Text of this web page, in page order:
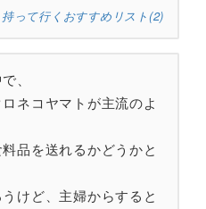
って行くおすすめリスト(2)
、
ネコヤマトが主流のよ
品を送れるかどうかと
けど、主婦からすると